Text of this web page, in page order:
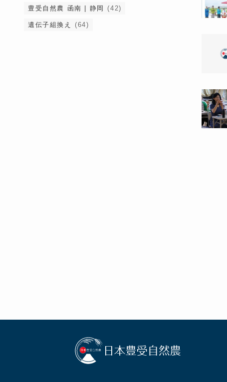
豊受自然農 函南 | 静岡 (42)
遺伝子組換え (64)